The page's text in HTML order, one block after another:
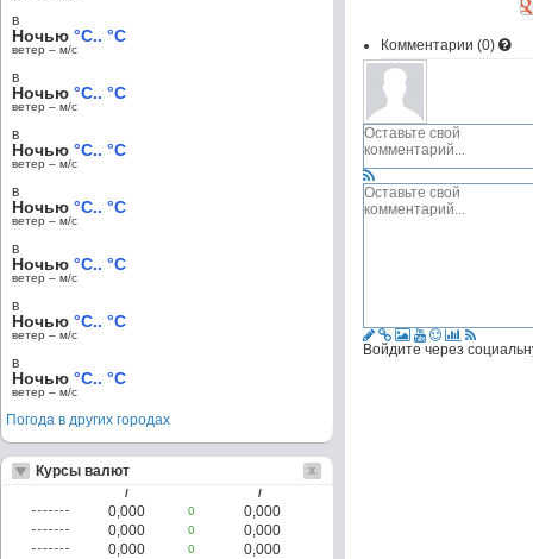
Комментарии (0)
Войдите через
в
Ночью °C.. °C
ветер – м/c
в
Ночью °C.. °C
ветер – м/c
в
Ночью °C.. °C
ветер – м/c
в
Ночью °C.. °C
ветер – м/c
в
Ночью °C.. °C
ветер – м/c
в
Ночью °C.. °C
ветер – м/c
в
Ночью °C.. °C
ветер – м/c
Погода в других городах
Курсы валют
/ /
0,000 0
0,000
0,000
0
0,000
0,000
0
0,000